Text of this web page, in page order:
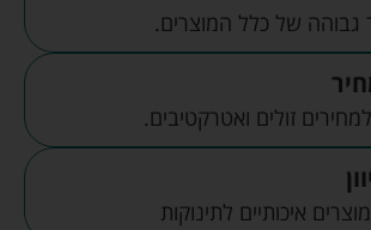
גבוהה של כלל המוצרים.
זולים ואטרקטיבים.
איכותיים לתינוקות